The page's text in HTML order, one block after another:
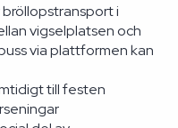
i
vigselplatsen och
via plattformen kan
till festen